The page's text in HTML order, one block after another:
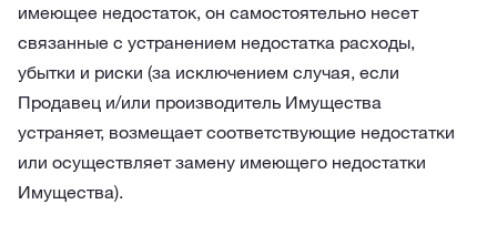
имеющее недостаток, он самостоятельно несет
связанные с устранением недостатка расходы,
убытки и риски (за исключением случая, если
Продавец и/или производитель Имущества
устраняет, возмещает соответствующие недостатки
или осуществляет замену имеющего недостатки
Имущества).